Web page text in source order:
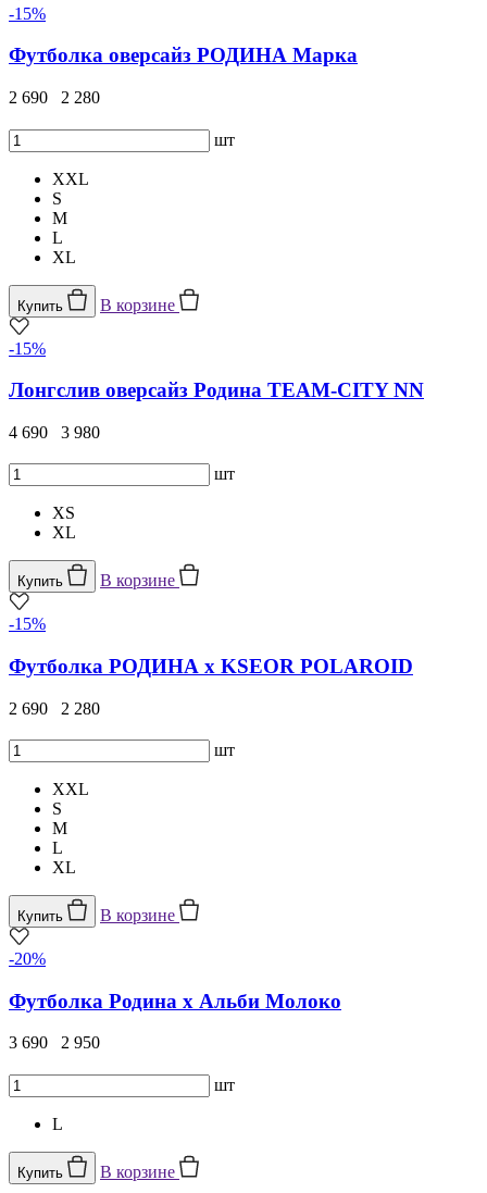
-15%
Футболка оверсайз РОДИНА Марка
2 690 2 280
шт
XXL
S
M
L
XL
Купить В корзине
-15%
Лонгслив оверсайз Родина TEAM-CITY NN
4 690 3 980
шт
XS
XL
Купить В корзине
-15%
Футболка РОДИНА x KSEOR POLAROID
2 690 2 280
шт
XXL
S
M
L
XL
Купить В корзине
-20%
Футболка Родина х Альби Молоко
3 690 2 950
шт
L
Купить В корзине